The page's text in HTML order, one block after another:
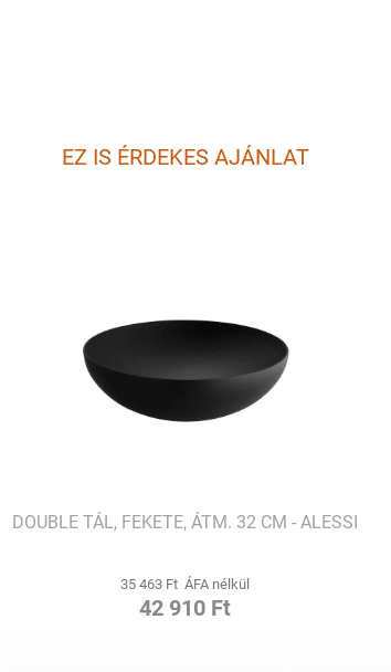
EZ IS ÉRDEKES AJÁNLAT
DOUBLE TÁL, FEKETE, ÁTM. 32 CM - ALESSI
35 463 Ft ÁFA nélkül
42 910 Ft